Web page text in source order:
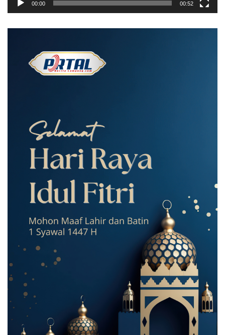
00:00 00:52